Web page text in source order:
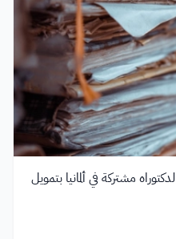
منحة DAAD Cotutelle 2026 لدكتوراه مشتركة في ألمانيا بتمويل